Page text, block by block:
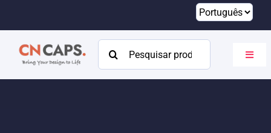
conteúdo
Procurar: